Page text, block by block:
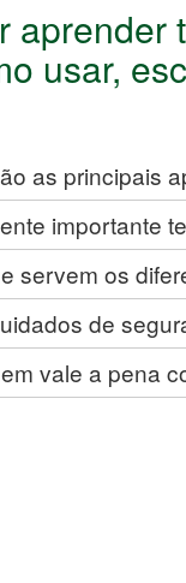
aprender
usar,
as principais
importante
servem os
de
vale a pena